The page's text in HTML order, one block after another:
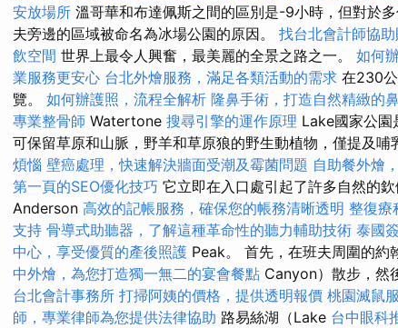
安放場所 溫哥華和布達佩斯之間的區別是-9小時，但對於
夫旁邊的區域被命名為冰場公園的原因。 找台北會計師協
飲空間 世界上最令人興奮，最美麗的全景之路之一。 如何
業服務更安心 台北外燴服務，滿足各類活動的需求 在230
覽。 如何辦護照，流程全解析 隆鼻手術，打造自然精緻的
專業整骨師 Watertone 搜尋引擎的運作原理 Lake國家公園
可保留草原和山脈，野羊和草原狼的野生動植物，僅提及哺
煩惱 壁癌處理，快速解決牆面受潮及霉菌問題 自助餐外燴
第一頁的SEO優化技巧 它立即在入口處引起了許多自然的
Anderson 高效的記帳服務，確保您的帳務清晰透明 整復療
支持 骨導式助聽器，了解這種革命性的聽力輔助技術 泰國
中心，享受優質的產後照護 Peak。 首先，在班夫周圍的
中外燴，為您打造獨一無二的宴會餐點 Canyon）散步，然
台北會計事務所 打掃阿姨的價格，提供透明報價 桃園滅鼠
師，專業律師為您提供法律協助 路易絲湖（Lake 台中眼科